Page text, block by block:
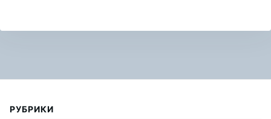
РУБРИКИ